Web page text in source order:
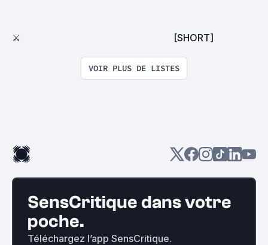
⚔ [SHORT]
VOIR PLUS DE LISTES
SensCritique dans votre
poche.
Téléchargez l’app SensCritique.